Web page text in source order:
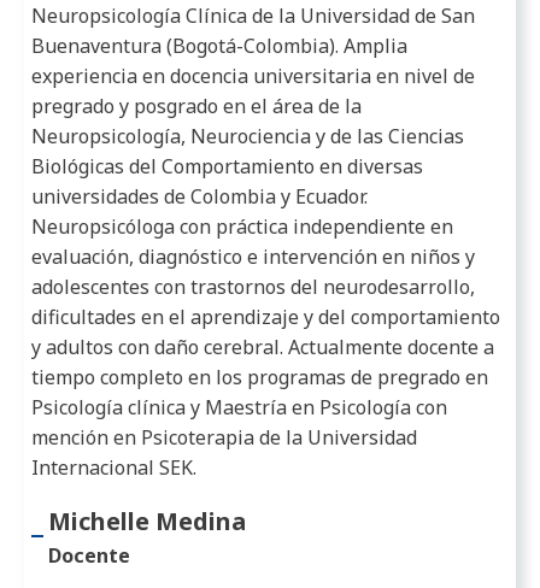
Neuropsicología Clínica de la Universidad de San
Buenaventura (Bogotá-Colombia). Amplia
experiencia en docencia universitaria en nivel de
pregrado y posgrado en el área de la
Neuropsicología, Neurociencia y de las Ciencias
Biológicas del Comportamiento en diversas
universidades de Colombia y Ecuador.
Neuropsicóloga con práctica independiente en
evaluación, diagnóstico e intervención en niños y
adolescentes con trastornos del neurodesarrollo,
dificultades en el aprendizaje y del comportamiento
y adultos con daño cerebral. Actualmente docente a
tiempo completo en los programas de pregrado en
Psicología clínica y Maestría en Psicología con
mención en Psicoterapia de la Universidad
Internacional SEK.
Michelle Medina
Docente